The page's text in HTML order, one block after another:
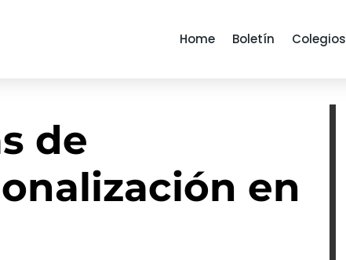
Home Boletín Colegios
de
en